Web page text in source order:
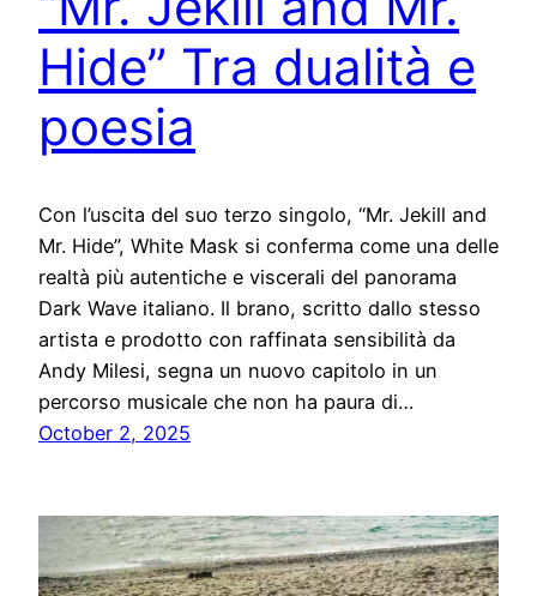
Hide” Tra dualità e
poesia
Con l’uscita del suo terzo singolo, “Mr. Jekill and
Mr. Hide”, White Mask si conferma come una delle
realtà più autentiche e viscerali del panorama
Dark Wave italiano. Il brano, scritto dallo stesso
artista e prodotto con raffinata sensibilità da
Andy Milesi, segna un nuovo capitolo in un
percorso musicale che non ha paura di…
October 2, 2025